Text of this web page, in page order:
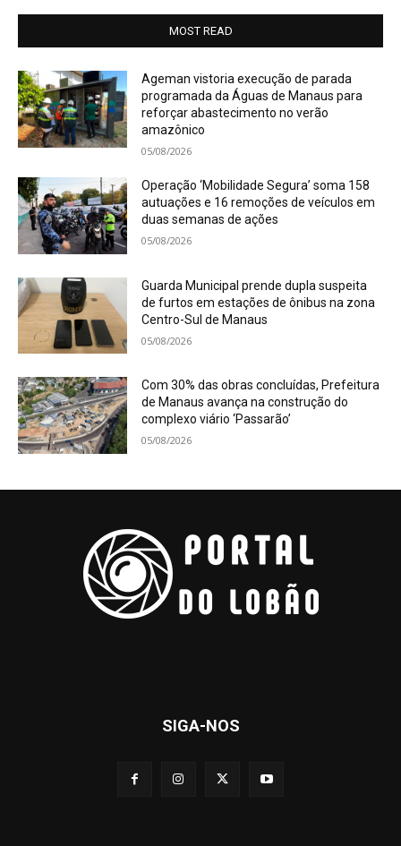
MOST READ
Ageman vistoria execução de parada
programada da Águas de Manaus para
reforçar abastecimento no verão
amazônico
05/08/2026
Operação ‘Mobilidade Segura’ soma 158
autuações e 16 remoções de veículos em
duas semanas de ações
05/08/2026
Guarda Municipal prende dupla suspeita
de furtos em estações de ônibus na zona
Centro-Sul de Manaus
05/08/2026
Com 30% das obras concluídas, Prefeitura
de Manaus avança na construção do
complexo viário ‘Passarão’
05/08/2026
SIGA-NOS